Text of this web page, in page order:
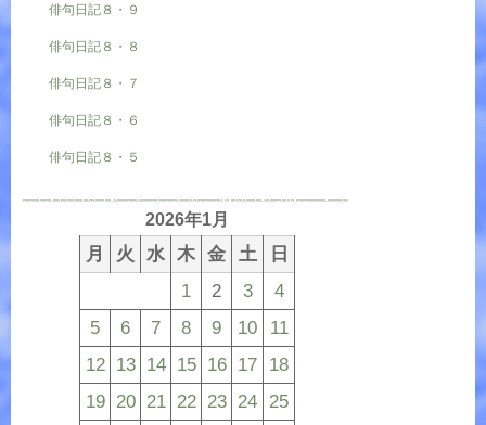
俳句日記８・９
俳句日記８・８
俳句日記８・７
俳句日記８・６
俳句日記８・５
2026年1月
月 火 水 木 金 土
日
1
2 3
4
5
6 7 8 9 10
11
12 13 14 15 16 17 18
19 20 21 22 23 24 25